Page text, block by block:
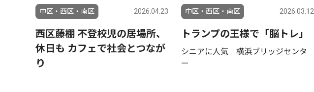
中区・西区・南区 2026.04.23
西区藤棚 不登校児の居場所、
休日も カフェで社会とつなが
り
中区・西区・南区 2026.03.12
トランプの王様で「脳トレ」
シニアに人気 横浜ブリッジセンタ
ー